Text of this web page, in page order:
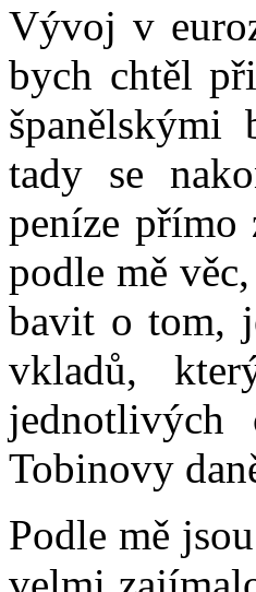
Vývoj v
bych chtěl
španělskými
tady se
peníze přímo
podle mě
bavit o tom,
vkladů,
jednotlivých
Tobinovy
Podle mě